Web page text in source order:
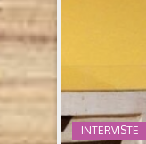
INTERVISTE